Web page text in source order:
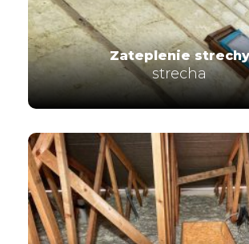
Zateplenie strechy
strecha